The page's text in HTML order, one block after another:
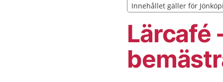
Lärcafé
Innehållet gäller för
Innehållet gäller för